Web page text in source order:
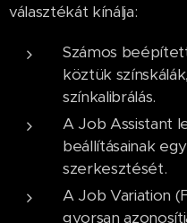
választékát kínálja:
Számos
köztük
színkalibrálás.
A Job Assistant
beállításainak
szerkesztését.
A Job Variation
gyorsan